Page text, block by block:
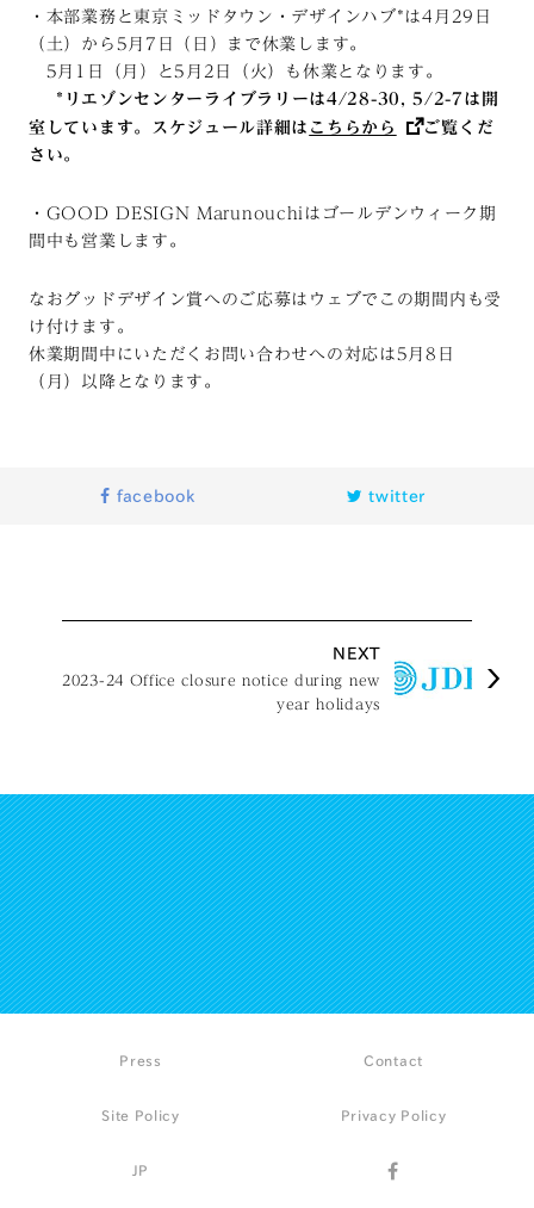
・本部業務と東京ミッドタウン・デザインハブ*は4月29日
（土）から5月7日（日）まで休業します。
5月1日（月）と5月2日（火）も休業となります。
*リエゾンセンターライブラリーは4/28-30, 5/2-7は開
室しています。スケジュール詳細は こちらから
ご覧くだ
さい。
・GOOD DESIGN Marunouchiはゴールデンウィーク期
間中も営業します。
なおグッドデザイン賞へのご応募はウェブでこの期間内も受
け付けます。
休業期間中にいただくお問い合わせへの対応は5月8日
（月）以降となります。
facebook twitter
NEXT
2023-24 Office closure notice during new
year holidays
Press Contact
Site Policy Privacy Policy
JP